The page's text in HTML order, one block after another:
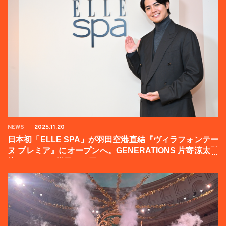
NEWS 2025.11.20
日本初「ELLE SPA」が羽田空港直結『ヴィラフォンテー
ヌ プレミア』にオープンへ。GENERATIONS 片寄涼太登